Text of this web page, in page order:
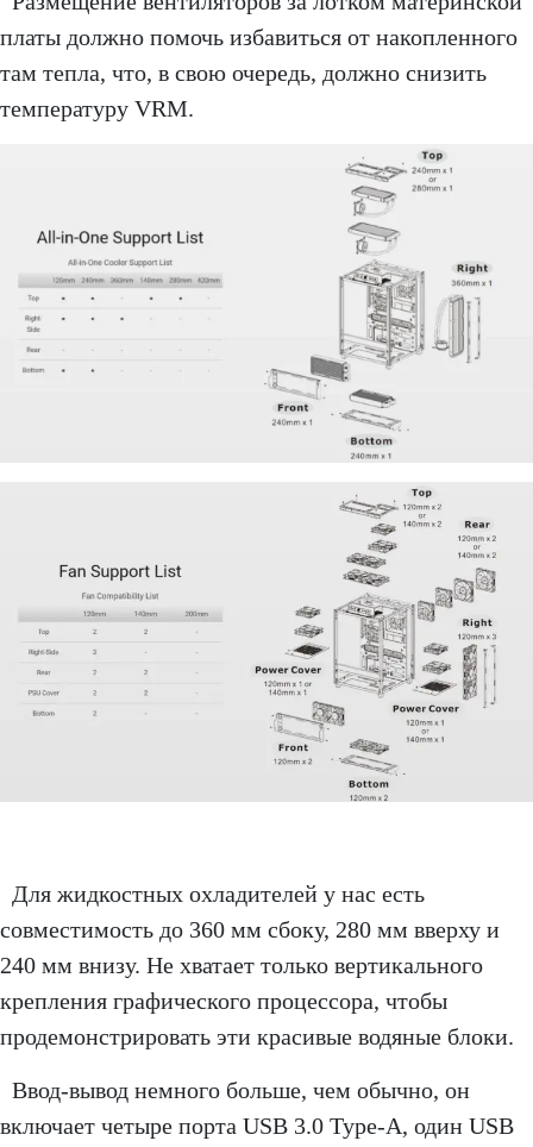
платы должно помочь избавиться от накопленного
там тепла, что, в свою очередь, должно снизить
температуру VRM.
Для жидкостных охладителей у нас есть
совместимость до 360 мм сбоку, 280 мм вверху и
240 мм внизу. Не хватает только вертикального
крепления графического процессора, чтобы
продемонстрировать эти красивые водяные блоки.
Ввод-вывод немного больше, чем обычно, он
включает четыре порта USB 3.0 Type-A, один USB